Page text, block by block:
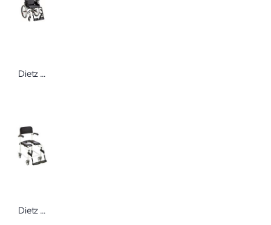
Dietz Caneo L Spezialrollstuhl
Dietz TOMTAR® Duschtoilettenstuhl Levina